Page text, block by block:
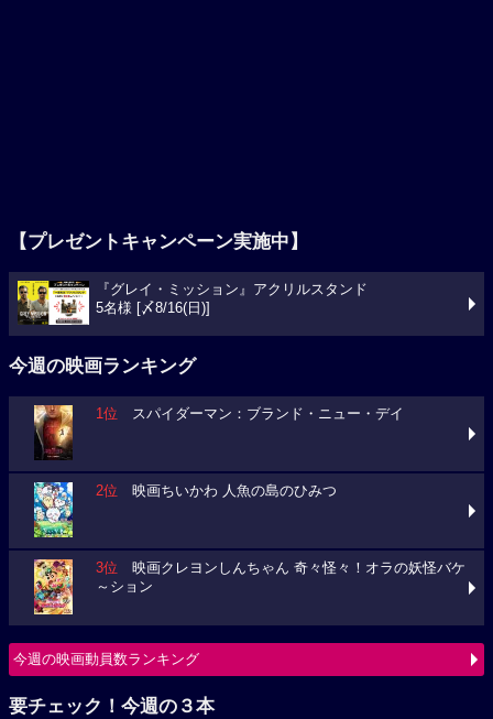
【プレゼントキャンペーン実施中】
『グレイ・ミッション』アクリルスタンド
5名様 [〆8/16(日)]
今週の映画ランキング
1位 スパイダーマン：ブランド・ニュー・デイ
2位 映画ちいかわ 人魚の島のひみつ
3位 映画クレヨンしんちゃん 奇々怪々！オラの妖怪バケ
～ション
今週の映画動員数ランキング
要チェック！今週の３本